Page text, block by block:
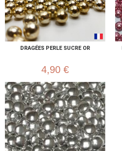
DRAGÉES PERLE SUCRE OR
4,90 €